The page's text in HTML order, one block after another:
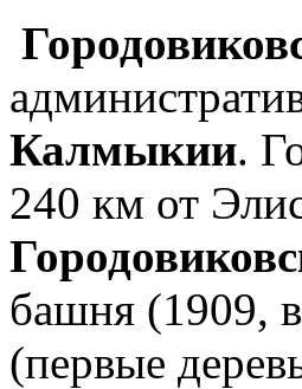
Калмыкии.
240 км от
башня (1909,
(первые